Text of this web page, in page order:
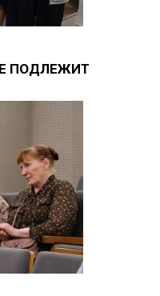
ПОДЛЕЖИТ